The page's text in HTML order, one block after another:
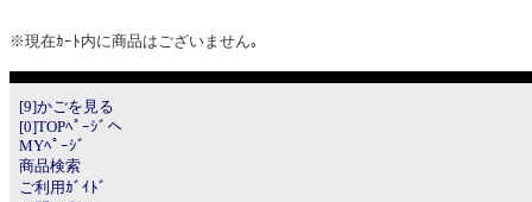
※現在ｶｰﾄ内に商品はございません｡
[9]かごを見る
[0]TOPﾍﾟｰｼﾞへ
MYﾍﾟｰｼﾞ
商品検索
ご利用ｶﾞｲﾄﾞ